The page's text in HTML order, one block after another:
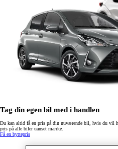
Tag din egen bil med i handlen
Du kan altid få en pris på din nuværende bil, hvis du vil
pris på alle biler uanset mærke.
Få en byttepris